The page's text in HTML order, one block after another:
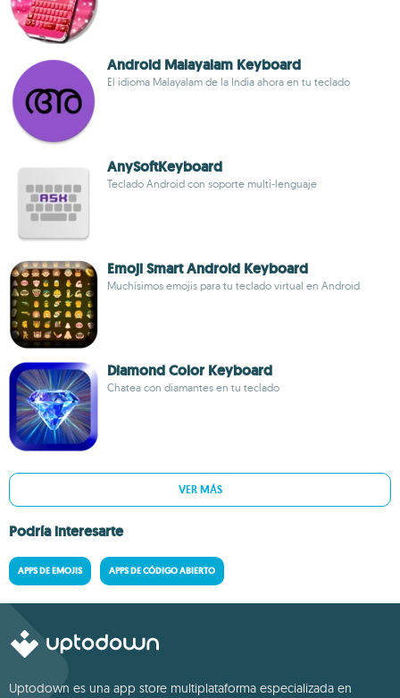
Android Malayalam Keyboard
El idioma Malayalam de la India ahora en tu teclado
AnySoftKeyboard
Teclado Android con soporte multi-lenguaje
Emoji Smart Android Keyboard
Muchísimos emojis para tu teclado virtual en Android
Diamond Color Keyboard
Chatea con diamantes en tu teclado
VER MÁS
Podría interesarte
APPS DE EMOJIS APPS DE CÓDIGO ABIERTO
Uptodown es una app store multiplataforma especializada en